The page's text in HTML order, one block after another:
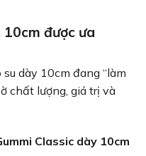
10cm được ưa
dày 10cm đang “làm
chất lượng, giá trị và
Classic dày 10cm